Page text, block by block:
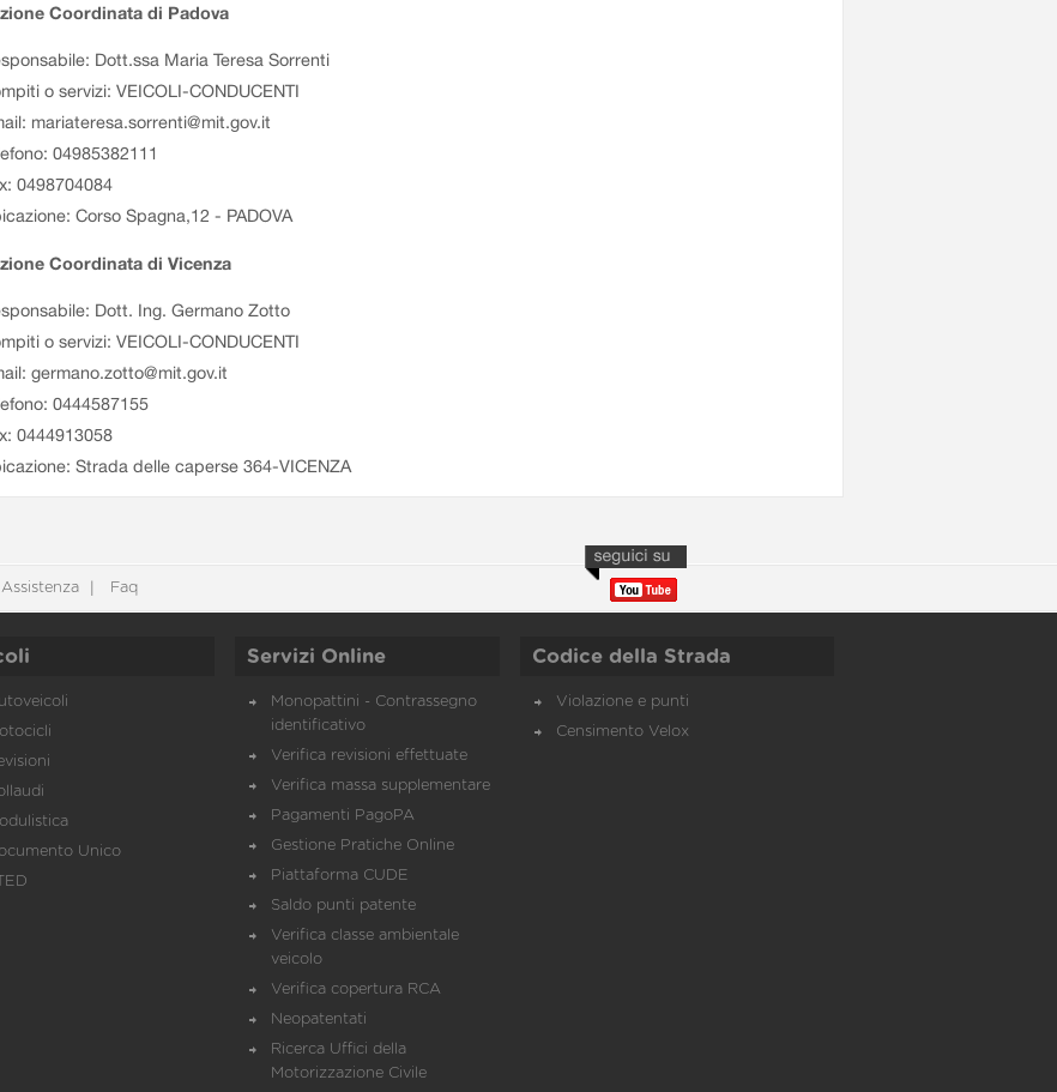
Coordinata di Padova
Dott.ssa Maria Teresa Sorrenti
o servizi: VEICOLI-CONDUCENTI
mariateresa.sorrenti@mit.gov.it
04985382111
0498704084
Corso Spagna,12 - PADOVA
Coordinata di Vicenza
Dott. Ing. Germano Zotto
o servizi: VEICOLI-CONDUCENTI
germano.zotto@mit.gov.it
0444587155
0444913058
Strada delle caperse 364-VICENZA
Assistenza Faq
Unico
Servizi Online
Monopattini - Contrassegno
identificativo
Verifica revisioni effettuate
Verifica massa supplementare
Pagamenti PagoPA
Gestione Pratiche Online
Piattaforma CUDE
Saldo punti patente
Verifica classe ambientale
veicolo
Verifica copertura RCA
Neopatentati
Ricerca Uffici della
Motorizzazione Civile
Codice della Strada
Violazione e punti
Censimento Velox